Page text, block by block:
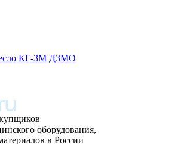
КГ-3М ДЗМО
оборудования,
в России